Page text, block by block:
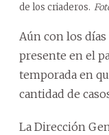
de los criaderos.
Aún con los
presente en el
temporada en
cantidad de
La Dirección